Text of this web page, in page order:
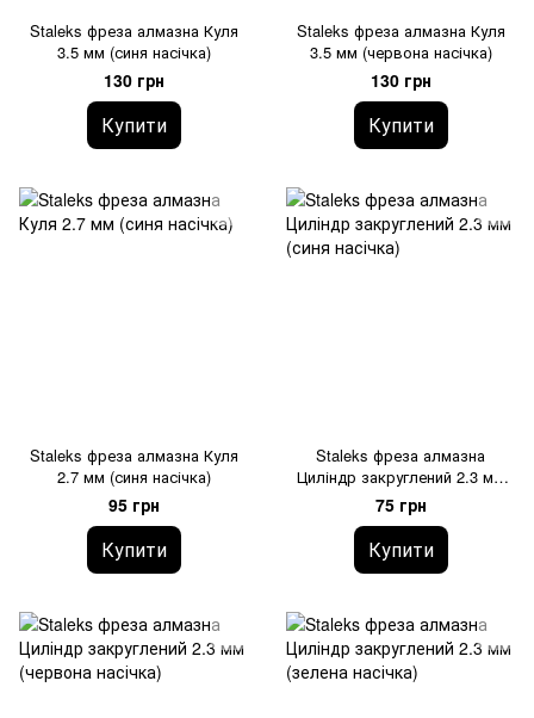
Staleks фреза алмазна Куля
3.5 мм (синя насічка)
130 грн
Купити
Staleks фреза алмазна Куля
3.5 мм (червона насічка)
130 грн
Купити
Staleks фреза алмазна Куля
2.7 мм (синя насічка)
95 грн
Купити
Staleks фреза алмазна
Циліндр закруглений 2.3 мм
(синя насічка)
75 грн
Купити